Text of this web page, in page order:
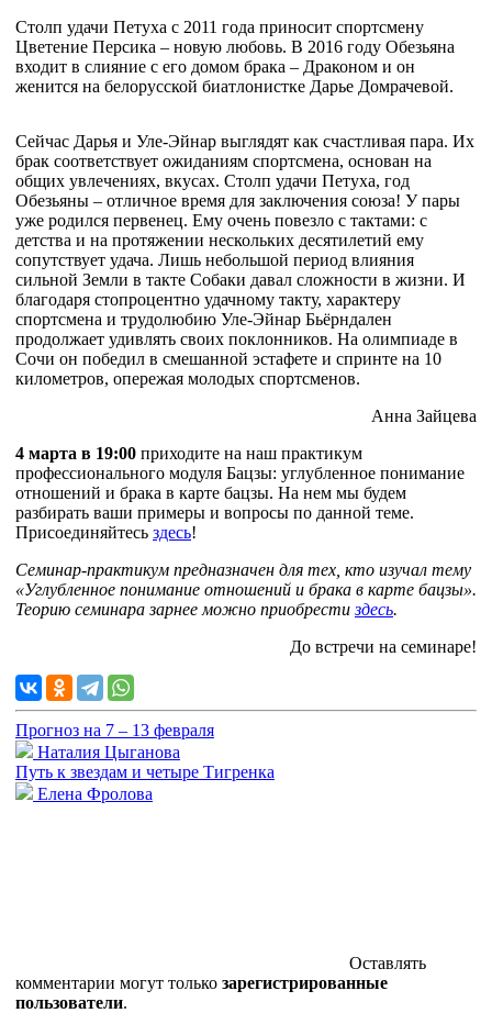
Столп удачи Петуха с 2011 года приносит спортсмену
Цветение Персика – новую любовь. В 2016 году Обезьяна
входит в слияние с его домом брака – Драконом и он
женится на белорусской биатлонистке Дарье Домрачевой.
Сейчас Дарья и Уле-Эйнар выглядят как счастливая пара. Их
брак соответствует ожиданиям спортсмена, основан на
общих увлечениях, вкусах. Столп удачи Петуха, год
Обезьяны – отличное время для заключения союза! У пары
уже родился первенец. Ему очень повезло с тактами: с
детства и на протяжении нескольких десятилетий ему
сопутствует удача. Лишь небольшой период влияния
сильной Земли в такте Собаки давал сложности в жизни. И
благодаря стопроцентно удачному такту, характеру
спортсмена и трудолюбию Уле-Эйнар Бьёрндален
продолжает удивлять своих поклонников. На олимпиаде в
Сочи он победил в смешанной эстафете и спринте на 10
километров, опережая молодых спортсменов.
Анна Зайцева
4 марта в 19:00 приходите на наш практикум
профессионального модуля Бацзы: углубленное понимание
отношений и брака в карте бацзы. На нем мы будем
разбирать ваши примеры и вопросы по данной теме.
Присоединяйтесь здесь!
Семинар-практикум предназначен для тех, кто изучал тему
«Углубленное понимание отношений и брака в карте бацзы».
Теорию семинара зарнее можно приобрестиздесь.
До встречи на семинаре!
Прогноз на 7 – 13 февраля
Наталия Цыганова
Путь к звездам и четыре Тигренка
Елена Фролова
Оставлять
комментарии могут только зарегистрированные
пользователи.